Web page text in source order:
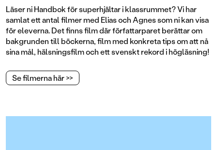
Läser ni Handbok för superhjältar i klassrummet? Vi har
samlat ett antal filmer med Elias och Agnes som ni kan visa
för eleverna. Det finns film där författarparet berättar om
bakgrunden till böckerna, film med konkreta tips om att nå
sina mål, hälsningsfilm och ett svenskt rekord i högläsning!
Se filmerna här >>